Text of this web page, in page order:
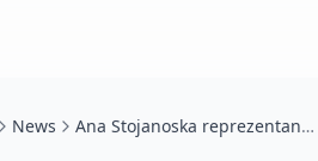
News Ana Stojanoska reprezentantką Macedonii Północnej na Junior Eurowizji!